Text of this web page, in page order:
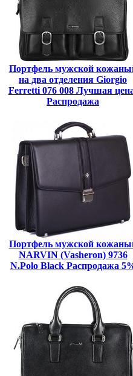
Портфель мужской
на два отделения Giorgio
Ferretti 076 008 Лучшая
Распродажа
Портфель мужской
NARVIN (Vasheron) 9736
N.Polo Black Распродажа